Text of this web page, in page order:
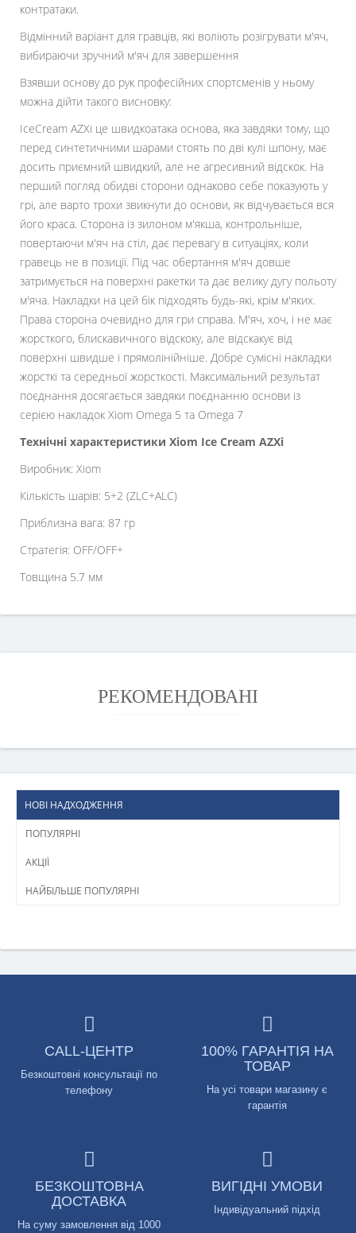
контратаки.
Відмінний варіант для гравців, які воліють розігрувати м'яч,
вибираючи зручний м'яч для завершення
Взявши основу до рук професійних спортсменів у ньому
можна дійти такого висновку:
IceCream AZXi це швидкоатака основа, яка завдяки тому, що
перед синтетичними шарами стоять по дві кулі шпону, має
досить приємний швидкий, але не агресивний відскок. На
перший погляд обидві сторони однаково себе показують у
грі, але варто трохи звикнути до основи, як відчувається вся
його краса. Сторона із зилоном м'якша, контрольніше,
повертаючи м'яч на стіл, дає перевагу в ситуаціях, коли
гравець не в позиції. Під час обертання м'яч довше
затримується на поверхні ракетки та дає велику дугу польоту
м'яча. Накладки на цей бік підходять будь-які, крім м'яких.
Права сторона очевидно для гри справа. М'яч, хоч, і не має
жорсткого, блискавичного відскоку, але відскакує від
поверхні швидше і прямолінійніше. Добре сумісні накладки
жорсткі та середньої жорсткості. Максимальний результат
поєднання досягається завдяки поєднанню основи із
серією накладок Xiom Omega 5 та Omega 7
Технічні характеристики Xiom Ice Cream AZXi
Виробник: Xiom
Кількість шарів: 5+2 (ZLC+ALC)
Приблизна вага: 87 гр
Стратегія: OFF/OFF+
Товщина 5.7 мм
РЕКОМЕНДОВАНІ
НОВІ НАДХОДЖЕННЯ
ПОПУЛЯРНІ
АКЦІЇ
НАЙБІЛЬШЕ ПОПУЛЯРНІ
CALL-ЦЕНТР
Безкоштовні консультації по
телефону
100% ГАРАНТІЯ НА
ТОВАР
На усі товари магазину є
гарантія
БЕЗКОШТОВНА
ДОСТАВКА
На суму замовлення від 1000
ВИГІДНІ УМОВИ
Індивідуальний підхід